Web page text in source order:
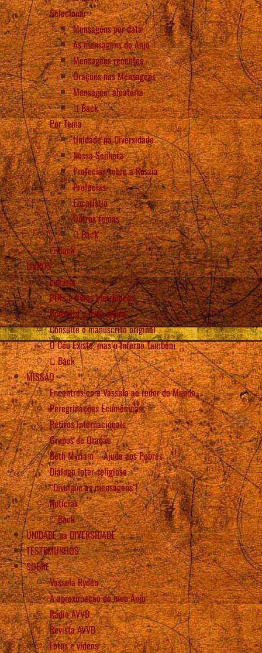
Selecionar
Mensagens por data
As mensagens do Anjo
Mensagens recentes
Orações nas Mensagens
Mensagem aleatória
Back
Por Tema
Unidade na Diversidade
Nossa Senhora
Profecias sobre a Rússia
Profecias
Eucaristia
Outros temas
Back
Back
LIVROS
Livraria
PDFs e livros eletrônicos
Consulta o livro online
Consulte o manuscrito original
O Céu Existe, mas o Inferno Também
Back
MISSÃO
Encontros com Vassula ao redor do Mundo
Peregrinações Ecumênicas
Retiros Internacionais
Grupos de Oração
Beth Myriam – Ajuda aos Pobres
Diálogo Inter-religioso
“Divulgue as mensagens”!
Notícias
Back
UNIDADE na DIVERSIDADE
TESTEMUNHOS
SOBRE
Vassula Rydén
A aproximação do meu Anjo
Rádio AVVD
Revista AVVD
Fotos e vídeos